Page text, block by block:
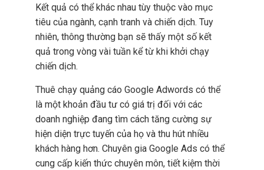
Kết quả có thể khác nhau tùy thuộc vào mục
tiêu của ngành, cạnh tranh và chiến dịch. Tuy
nhiên, thông thường bạn sẽ thấy một số kết
quả trong vòng vài tuần kể từ khi khởi chạy
chiến dịch.
Thuê chạy quảng cáo Google Adwords có thể
là một khoản đầu tư có giá trị đối với các
doanh nghiệp đang tìm cách tăng cường sự
hiện diện trực tuyến của họ và thu hút nhiều
khách hàng hơn. Chuyên gia Google Ads có thể
cung cấp kiến thức chuyên môn, tiết kiệm thời